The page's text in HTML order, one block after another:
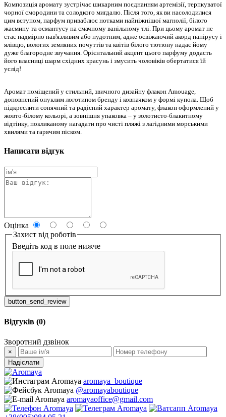
Композиція аромату зустрічає шикарним поєднанням артемізії, терпкуватої
чорної смородини та солодкого мигдалю. Після того, як ви насолодилися
цим вступом, парфум приваблює нотками найніжнішої магнолії, білого
жасмину та османтусу на смачному ванільному тлі. При цьому аромат не
стає надмірно нав'язливим або нудотним, адже освіжаючий акорд папірусу і
ялівцю, вологих земляних почуттів та квітів білого тютюну надає йому
дуже благородне звучання. Орієнтальний акцент цього парфуму додасть
його власниці шарм східних красунь і змусить чоловіків обертатися їй
услід!
Аромат поміщений у стильний, звичного дизайну флакон Amouage,
доповнений опуклим логотипом бренду і ковпачком у формі купола. Щоб
підкреслити сонячний та радісний характер аромату, флакон оформлений у
жовто-білому кольорі, а зовнішня упаковка – у золотисто-блакитному
відтінку, покликаному нагадати про чисті пляжі з лагідними морськими
хвилями та гарячим піском.
Написати відгук
Оцінка
Захист від роботів
Введіть код в поле нижче
button_send_review
Відгуків (0)
Зворотний дзвінок
×
Надіслати
aromaya_boutique
@aromayaboutique
aromayaoffice@gmail.com